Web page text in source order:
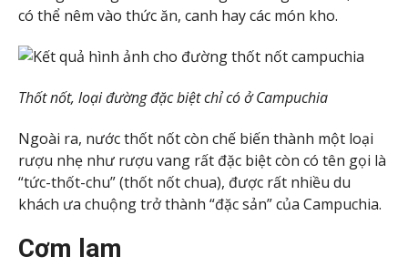
có thể nêm vào thức ăn, canh hay các món kho.
Thốt nốt, loại đường đặc biệt chỉ có ở Campuchia
Ngoài ra, nước thốt nốt còn chế biến thành một loại
rượu nhẹ như rượu vang rất đặc biệt còn có tên gọi là
“tức-thốt-chu” (thốt nốt chua), được rất nhiều du
khách ưa chuộng trở thành “đặc sản” của Campuchia.
Cơm lam